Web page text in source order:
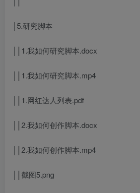
│5.研究脚本
││1.我如何研究脚本.docx
││1.我如何研究脚本.mp4
││1.网红达人列表.pdf
││2.我如何创作脚本.docx
││2.我如何创作脚本.mp4
││截图5.png